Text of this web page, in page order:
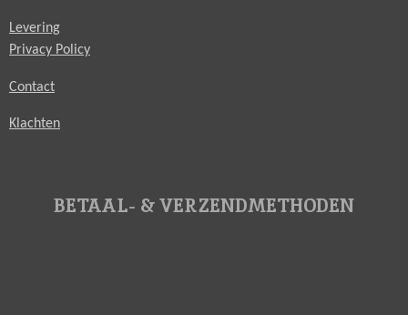
Levering
Privacy Policy
Contact
Klachten
BETAAL- & VERZENDMETHODEN